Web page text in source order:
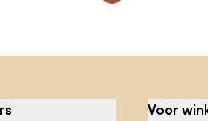
Voor